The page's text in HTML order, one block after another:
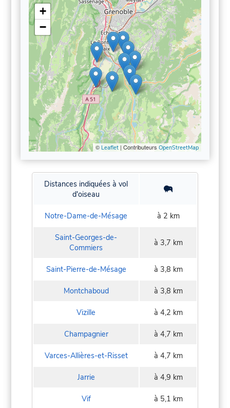
+
−
© Leaflet| Contributeurs OpenStreetMap
Distances indiquées à vol
d'oiseau
Notre-Dame-de-Mésage à 2 km
Saint-Georges-de-
Commiers
à 3,7 km
Saint-Pierre-de-Mésage à 3,8 km
Montchaboud à 3,8 km
Vizille à 4,2 km
Champagnier à 4,7 km
Varces-Allières-et-Risset à 4,7 km
Jarrie à 4,9 km
Vif à 5,1 km